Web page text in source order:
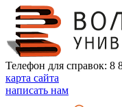
Телефон для справок: 8
карта сайта
написать нам